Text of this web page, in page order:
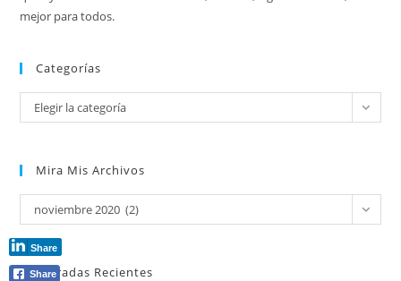
mejor para todos.
Categorías
Categorías
Elegir la categoría
Mira Mis Archivos
Mira
mis
archivos
noviembre 2020 (2)
Entradas Recientes
Share
Share